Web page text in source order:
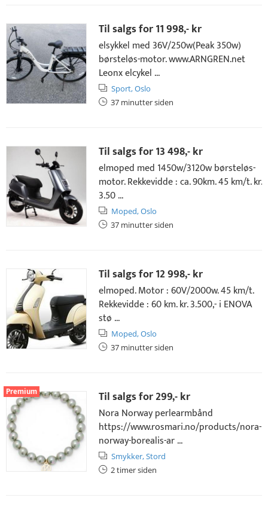
Til salgs for11 998,- kr
elsykkel med 36V/250w(Peak 350w)
børsteløs-motor. www.ARNGREN.net
Leonx elcykel ...
Sport,Oslo
37 minutter siden
Til salgs for13 498,- kr
elmoped med 1450w/3120w børsteløs-
motor. Rekkevidde : ca. 90km. 45 km/t. kr.
3.50 ...
Moped,Oslo
37 minutter siden
Til salgs for12 998,- kr
elmoped. Motor : 60V/2000w. 45 km/t.
Rekkevidde : 60 km. kr. 3.500,- i ENOVA
stø ...
Moped,Oslo
37 minutter siden
Premium Til salgs for299,- kr
Nora Norway perlearmbånd
https://www.rosmari.no/products/nora-
norway-borealis-ar ...
Smykker,Stord
2 timer siden